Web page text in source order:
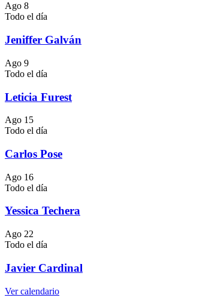
Ago 8
Todo el día
Jeniffer Galván
Ago 9
Todo el día
Leticia Furest
Ago 15
Todo el día
Carlos Pose
Ago 16
Todo el día
Yessica Techera
Ago 22
Todo el día
Javier Cardinal
Ver calendario